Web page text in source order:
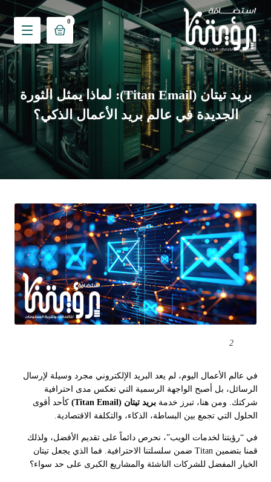
بريد تيتان (Titan Email): لماذا يمثل الثورة
الجديدة في عالم بريد الأعمال الذكي؟
2
في عالم الأعمال اليوم، لم يعد البريد الإلكتروني مجرد وسيلة لإرسال
الرسائل، بل أصبح الواجهة الرسمية التي تعكس مدى احترافية
شركتك. ومن هنا، تبرز خدمةبريد تيتان (Titan Email)
كأحد أقوى
الحلول التي تجمع بين البساطة، الذكاء، والتكلفة الاقتصادية.
في “رؤيتنا لخدمات الويب”، نحرص دائماً على تقديم الأفضل، ولذلك
قمنا بتضمين Titan ضمن سلسلتنا الاحترافية. فما الذي يجعل تيتان
الخيار المفضل للشركات الناشئة والمشاريع الكبرى على حد سواء؟